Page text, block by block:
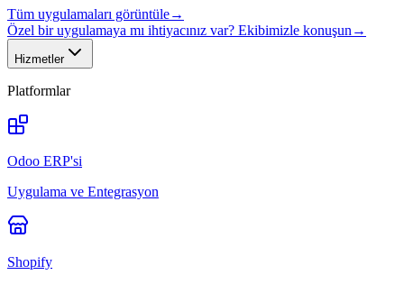
Tüm uygulamaları görüntüle→
Özel bir uygulamaya mı ihtiyacınız var? Ekibimizle konuşun →
Hizmetler
Platformlar
Odoo ERP'si
Uygulama ve Entegrasyon
Shopify